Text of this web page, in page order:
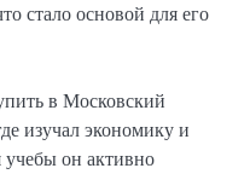
стало основой для его
в Московский
изучал экономику и
учебы он активно